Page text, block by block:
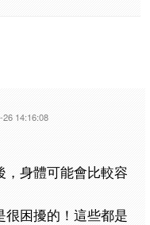
26 14:16:08
身體可能會比較容
困擾的！這些都是